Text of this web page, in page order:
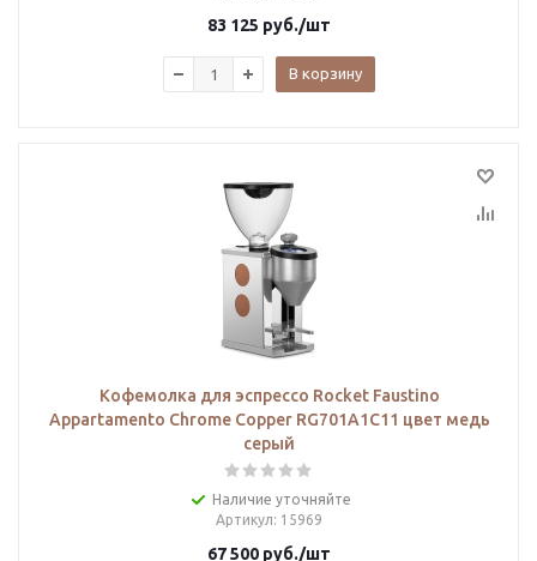
83 125 руб./шт
В корзину
Кофемолка для эспрессо Rocket Faustino
Appartamento Chrome Copper RG701A1C11 цвет медь
серый
Наличие уточняйте
Артикул: 15969
67 500 руб./шт